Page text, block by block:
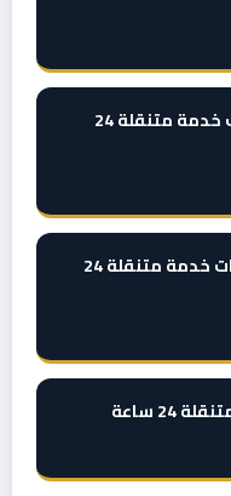
تصليح سيارات معاونات هيدروليك خدمة متنقلة 24
تصليح سيارات طوارئ تصليح سيارات خدمة متنقلة 24
ساعة